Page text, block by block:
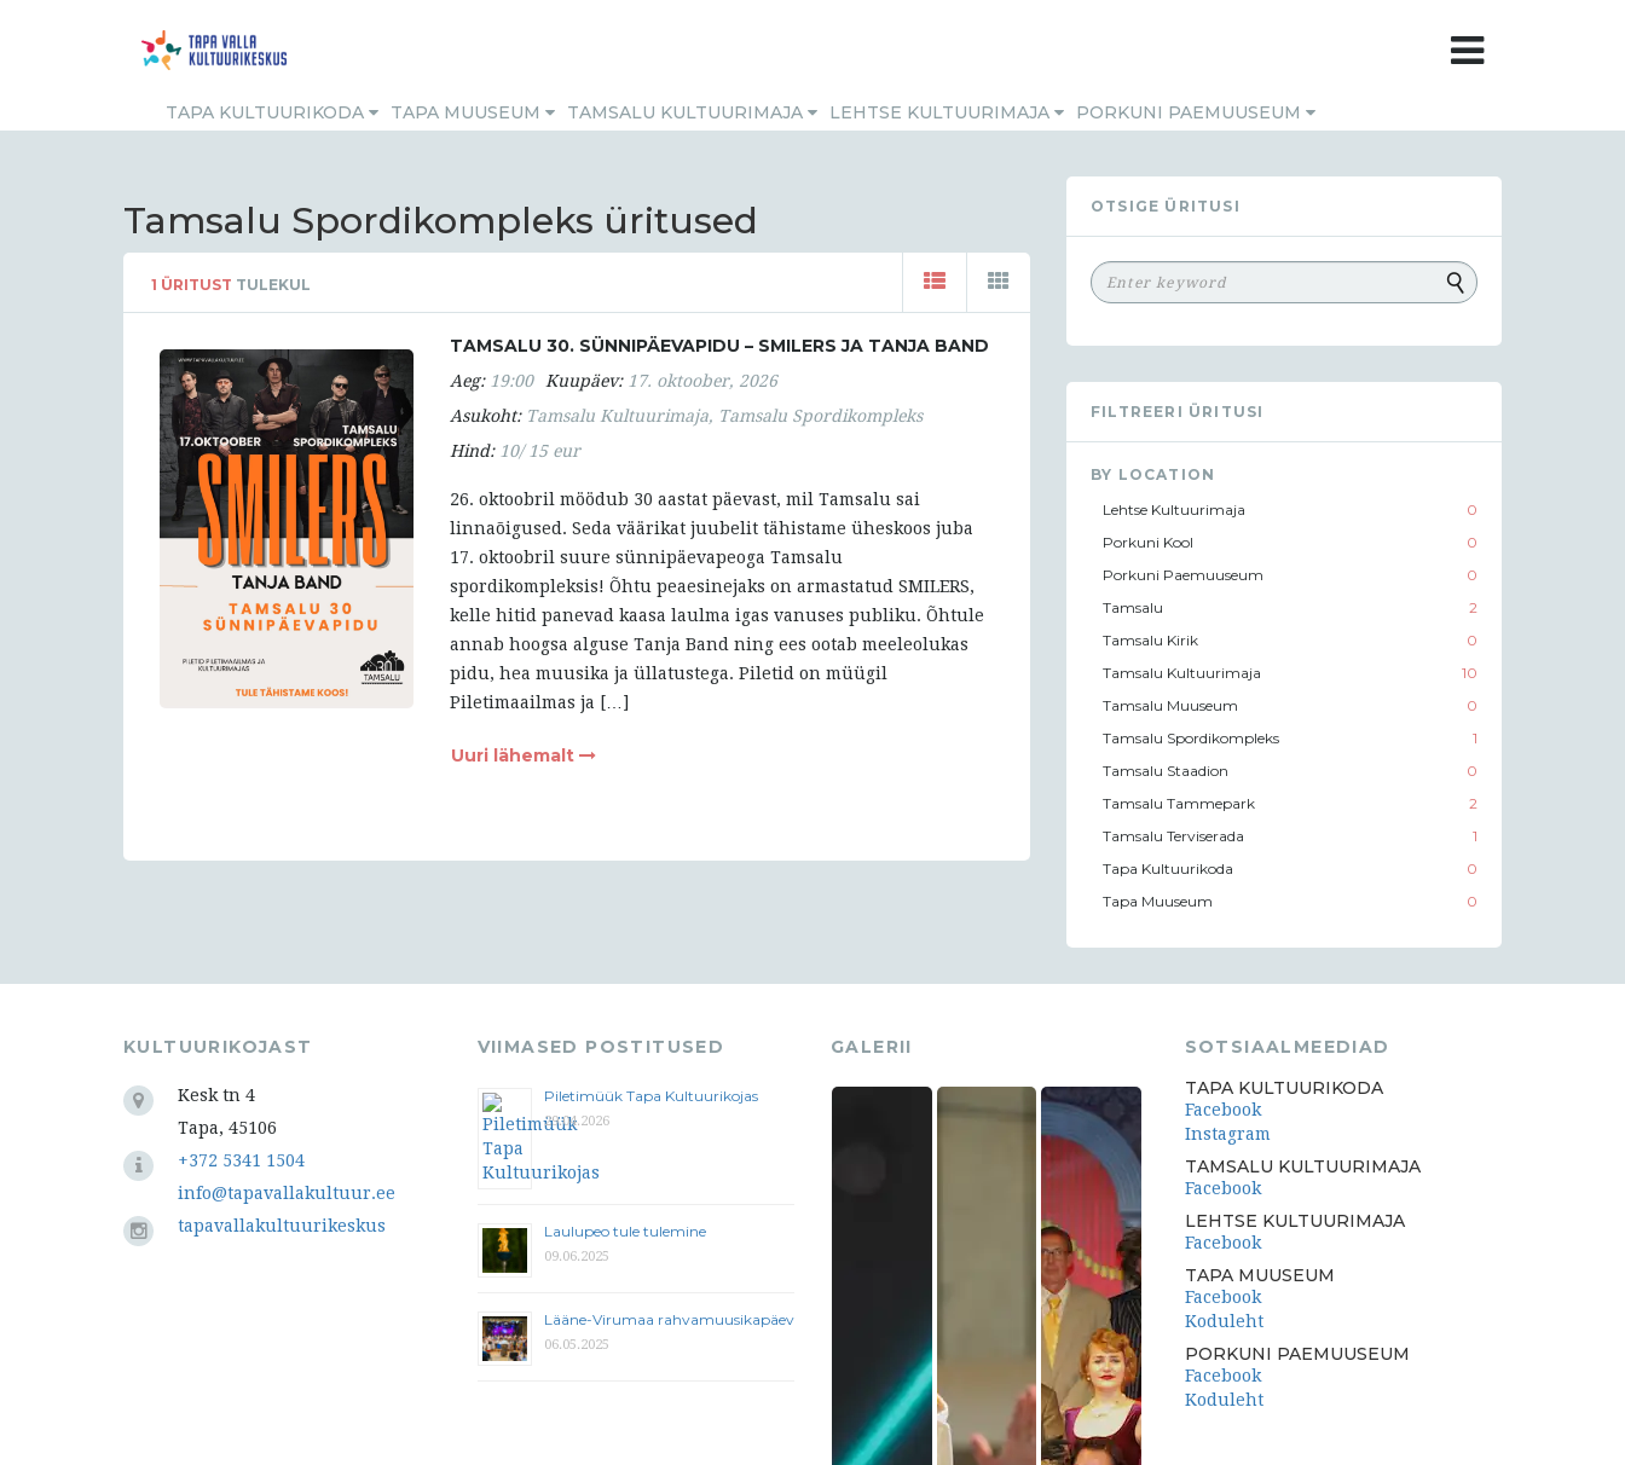
TAPA KULTUURIKODA TAPA MUUSEUM TAMSALU KULTUURIMAJA LEHTSE KULTUURIMAJA PORKUNI PAEMUUSEUM
Tamsalu Spordikompleks üritused
1 ÜRITUST TULEKUL
TAMSALU 30. SÜNNIPÄEVAPIDU – SMILERS JA TANJA BAND
Aeg: 19:00 Kuupäev: 17. oktoober, 2026
Asukoht: Tamsalu Kultuurimaja, Tamsalu Spordikompleks
Hind: 10/ 15 eur
26. oktoobril möödub 30 aastat päevast, mil Tamsalu sai
linnaõigused. Seda väärikat juubelit tähistame üheskoos juba
17. oktoobril suure sünnipäevapeoga Tamsalu
spordikompleksis! Õhtu peaesinejaks on armastatud SMILERS,
kelle hitid panevad kaasa laulma igas vanuses publiku. Õhtule
annab hoogsa alguse Tanja Band ning ees ootab meeleolukas
pidu, hea muusika ja üllatustega. Piletid on müügil
Piletimaailmas ja […]
Uuri lähemalt
OTSIGE ÜRITUSI
FILTREERI ÜRITUSI
BY LOCATION
Lehtse Kultuurimaja
0
Porkuni Kool
0
Porkuni Paemuuseum
0
Tamsalu
2
Tamsalu Kirik
0
Tamsalu Kultuurimaja
10
Tamsalu Muuseum
0
Tamsalu Spordikompleks
1
Tamsalu Staadion
0
Tamsalu Tammepark
2
Tamsalu Terviserada
1
Tapa Kultuurikoda
0
Tapa Muuseum
0
KULTUURIKOJAST
Kesk tn 4
Tapa, 45106
+372 5341 1504
info@tapavallakultuur.ee
tapavallakultuurikeskus
VIIMASED POSTITUSED
Piletimüük Tapa Kultuurikojas
29.04.2026
Laulupeo tule tulemine
09.06.2025
Lääne-Virumaa rahvamuusikapäev
06.05.2025
GALERII
SOTSIAALMEEDIAD
TAPA KULTUURIKODA
Facebook
Instagram
TAMSALU KULTUURIMAJA
Facebook
LEHTSE KULTUURIMAJA
Facebook
TAPA MUUSEUM
Facebook
Koduleht
PORKUNI PAEMUUSEUM
Facebook
Koduleht